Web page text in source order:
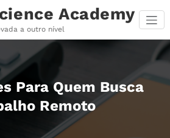
Academy
a outro nível
Para Quem Busca
Remoto